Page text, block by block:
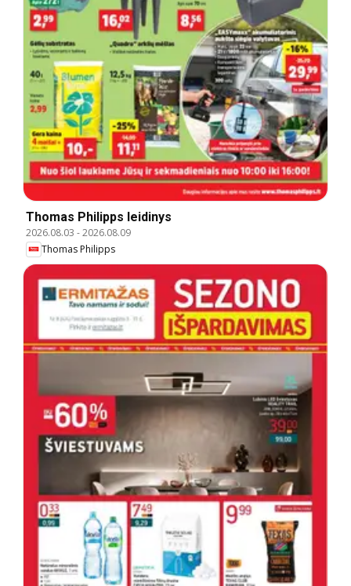
Thomas Philipps leidinys
2026.08.03 -2026.08.09
Thomas Philipps